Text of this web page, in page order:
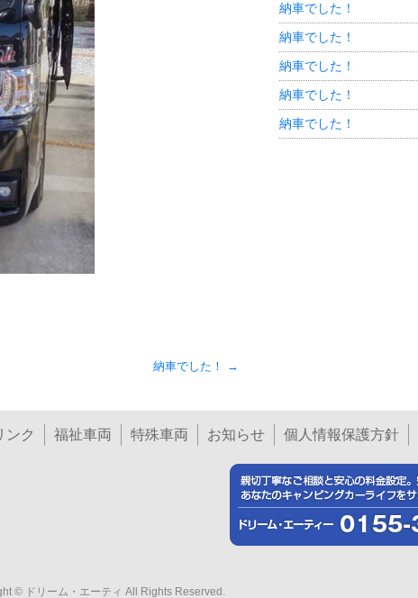
納車でした！ →
納車でした！
納車でした！
納車でした！
納車でした！
納車でした！
ンク 福祉車両 特殊車両 お知らせ 個人情報保護方針
© ドリーム・エーティ All Rights Reserved.